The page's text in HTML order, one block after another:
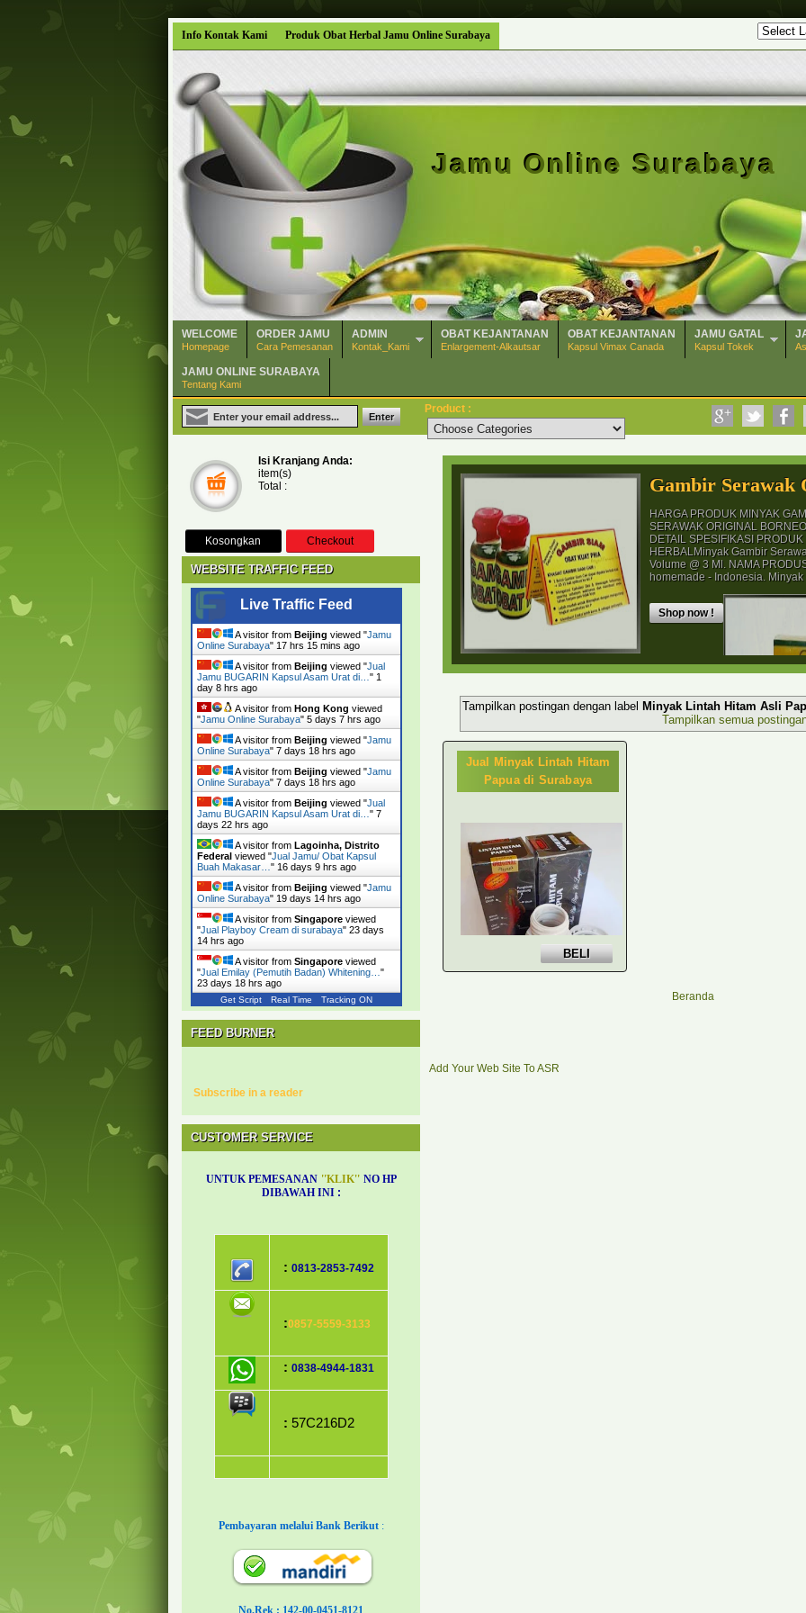
Info Kontak Kami Produk Obat Herbal Jamu Online Surabaya
Jamu Online Surabaya
WELCOME
Homepage
ORDER JAMU
Cara Pemesanan
ADMIN
Kontak_Kami
OBAT KEJANTANAN
Enlargement-Alkautsar
OBAT KEJANTANAN
Kapsul Vimax Canada
JAMU GATAL
Kapsul Tokek
JAMU ONLINE SURABAYA
Tentang Kami
Product :
Gambir Serawak
HARGA PRODUK MINYAK
SERAWAK ORIGINAL
DETAIL SPESIFIKASI
HERBALMinyak Gambir
Volume @ 3 Ml. NAMA
homemade - Indonesia.
Shop now !
PREMIUM INI : Rp 70,000 JOKOTOLE TONGKAT AJIMAT MADURA
Shop now !
Tampilkan postingan dengan label Minyak Lintah Hitam Asli
Tampilkan semua
Jual Minyak Lintah Hitam
Papua di Surabaya
Beranda
Add Your Web Site To ASR
Isi Kranjang Anda:
item(s)
Total :
Kosongkan Checkout
WEBSITE TRAFFIC FEED
Live Traffic Feed
A visitor from Beijing viewed "Jamu
Online Surabaya" 17 hrs 15 mins ago
A visitor from Beijing viewed "Jual
Jamu BUGARIN Kapsul Asam Urat di… " 1
day 8 hrs ago
A visitor from Hong Kong viewed
"Jamu Online Surabaya" 5 days 7 hrs ago
A visitor from Beijing viewed "Jamu
Online Surabaya" 7 days 18 hrs ago
A visitor from Beijing viewed "Jamu
Online Surabaya" 7 days 18 hrs ago
A visitor from Beijing viewed "Jual
Jamu BUGARIN Kapsul Asam Urat di… " 7
days 22 hrs ago
A visitor from Lagoinha, Distrito
Federal viewed "Jual Jamu/ Obat Kapsul
Buah Makasar… " 16 days 9 hrs ago
A visitor from Beijing viewed "Jamu
Online Surabaya" 19 days 14 hrs ago
A visitor from Singapore viewed
"Jual Playboy Cream di surabaya" 23 days
14 hrs ago
A visitor from Singapore viewed
"Jual Emilay (Pemutih Badan) Whitening… "
23 days 18 hrs ago
Get Script Real Time Tracking ON
FEED BURNER
Subscribe in a reader
CUSTOMER SERVICE
UNTUK PEMESANAN ''KLIK'' NO HP
DIBAWAH INI :
: 0813-2853-7492
:0857-5559-3133
: 0838-4944-1831
: 57C216D2
Pembayaran melalui Bank Berikut :
No.Rek : 142-00-0451-8121